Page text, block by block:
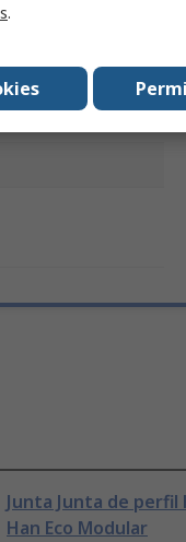
Junta Junta de perfil
Han Eco Modular
.